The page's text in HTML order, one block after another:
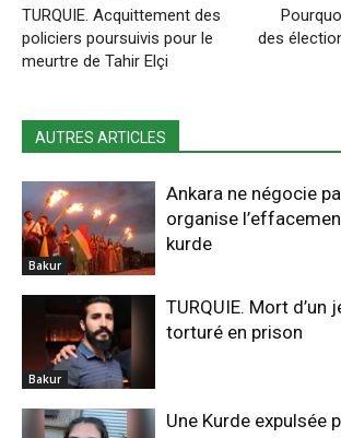
TURQUIE. Acquittement des
policiers poursuivis pour le
meurtre de Tahir Elçi
des
AUTRES ARTICLES
Bakur
Ankara ne négocie
organise
kurde
Bakur
TURQUIE. Mort d’un
torturé en prison
Une Kurde expulsée